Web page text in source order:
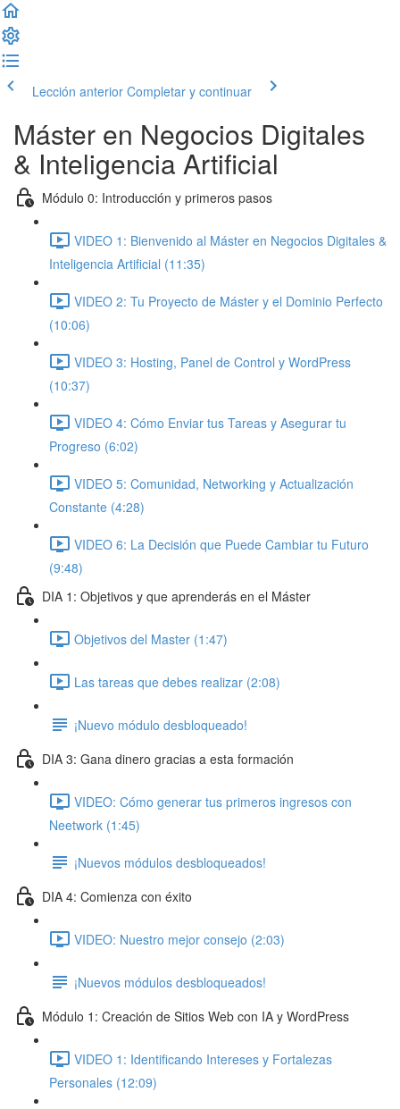
Lección anterior Completar y continuar
Máster en Negocios Digitales
& Inteligencia Artificial
Módulo 0: Introducción y primeros pasos
VIDEO 1: Bienvenido al Máster en Negocios Digitales &
Inteligencia Artificial (11:35)
VIDEO 2: Tu Proyecto de Máster y el Dominio Perfecto
(10:06)
VIDEO 3: Hosting, Panel de Control y WordPress
(10:37)
VIDEO 4: Cómo Enviar tus Tareas y Asegurar tu
Progreso (6:02)
VIDEO 5: Comunidad, Networking y Actualización
Constante (4:28)
VIDEO 6: La Decisión que Puede Cambiar tu Futuro
(9:48)
DIA 1: Objetivos y que aprenderás en el Máster
Objetivos del Master (1:47)
Las tareas que debes realizar (2:08)
¡Nuevo módulo desbloqueado!
DIA 3: Gana dinero gracias a esta formación
VIDEO: Cómo generar tus primeros ingresos con
Neetwork (1:45)
¡Nuevos módulos desbloqueados!
DIA 4: Comienza con éxito
VIDEO: Nuestro mejor consejo (2:03)
¡Nuevos módulos desbloqueados!
Módulo 1: Creación de Sitios Web con IA y WordPress
VIDEO 1: Identificando Intereses y Fortalezas
Personales (12:09)